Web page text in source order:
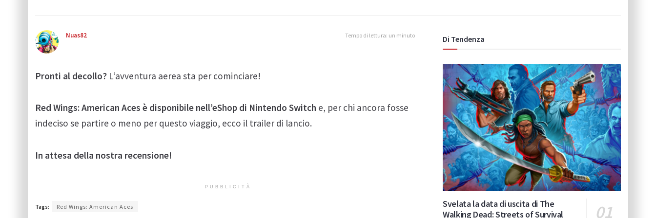
Nuas82 Tempo di lettura: un minuto
Pronti al decollo? L’avventura aerea sta per cominciare!
Red Wings: American Aces è disponibile nell’eShop di Nintendo Switch e, per chi ancora fosse
indeciso se partire o meno per questo viaggio, ecco il trailer di lancio.
In attesa della nostra recensione!
PUBBLICITÀ
Tags: Red Wings: American Aces
Di Tendenza
Svelata la data di uscita di The
Walking Dead: Streets of Survival